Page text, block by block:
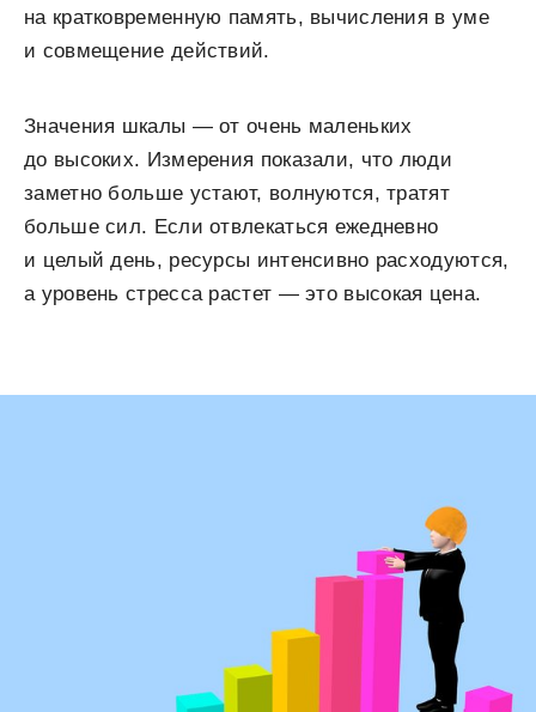
на кратковременную память, вычисления в уме
и совмещение действий.
Значения шкалы — от очень маленьких
до высоких. Измерения показали, что люди
заметно больше устают, волнуются, тратят
больше сил. Если отвлекаться ежедневно
и целый день, ресурсы интенсивно расходуются,
а уровень стресса растет — это высокая цена.